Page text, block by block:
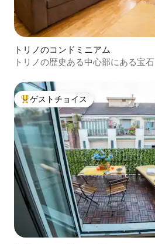
トリノのコンドミニアム
トリノの歴史ある中心部にある宝石
大好評のゲストチョイスです。
ゲストチョイス